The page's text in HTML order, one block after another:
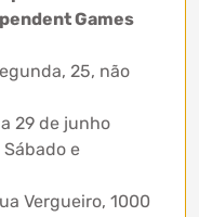
Games
25, não
29 de junho
e
Vergueiro, 1000